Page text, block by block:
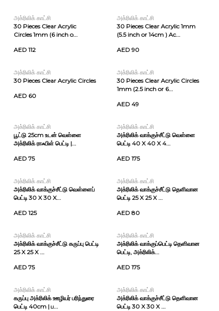
அக்ரிலிக் காட்சி
30 Pieces Clear Acrylic
Circles 1mm (6 inch o...
AED 112
அக்ரிலிக் காட்சி
30 Pieces Clear Acrylic 1mm
(5.5 inch or 14cm ) Ac...
AED 90
அக்ரிலிக் காட்சி
30 Pieces Clear Acrylic Circles
AED 60
அக்ரிலிக் காட்சி
30 Pieces Clear Acrylic Circles
1mm (2.5 inch or 6...
AED 49
அக்ரிலிக் காட்சி
பூட்டு 25cm உடன் வெள்ளை
அக்ரிலிக் ராஃபிள் பெட்டி |...
AED 75
அக்ரிலிக் காட்சி
அக்ரிலிக் வாக்குச்சீட்டு வெள்ளை
பெட்டி 40 X 40 X 4...
AED 175
அக்ரிலிக் காட்சி
அக்ரிலிக் வாக்குச்சீட்டு வெள்ளைப்
பெட்டி 30 X 30 X...
AED 125
அக்ரிலிக் காட்சி
அக்ரிலிக் வாக்குச்சீட்டு தெளிவான
பெட்டி 25 X 25 X ...
AED 80
அக்ரிலிக் காட்சி
அக்ரிலிக் வாக்குச்சீட்டு கருப்பு பெட்டி
25 X 25 X ...
AED 75
அக்ரிலிக் காட்சி
அக்ரிலிக் வாக்குப்பெட்டி தெளிவான
பெட்டி, அக்ரிலிக்...
AED 175
அக்ரிலிக் காட்சி
கருப்பு அக்ரிலிக் ஊழியர் பரிந்துரை
பெட்டி 40cm | ப...
அக்ரிலிக் காட்சி
அக்ரிலிக் வாக்குச்சீட்டு தெளிவான
பெட்டி 30 X 30 X ...